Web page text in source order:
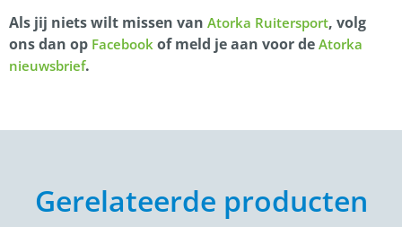
Als jij niets wilt missen van Atorka Ruitersport, volg
ons dan op Facebook of meld je aan voor de Atorka
nieuwsbrief.
Gerelateerde producten